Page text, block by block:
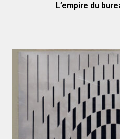
L’empire du